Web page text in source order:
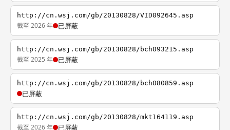
http://cn.wsj.com/gb/20130828/VID092645.asp
截至 2026 年 已屏蔽
http://cn.wsj.com/gb/20130828/bch093215.asp
截至 2025 年 已屏蔽
http://cn.wsj.com/gb/20130828/bch080859.asp
已屏蔽
http://cn.wsj.com/gb/20130828/mkt164119.asp
截至 2026 年 已屏蔽